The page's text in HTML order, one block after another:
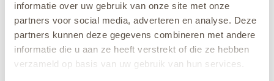
informatie over uw gebruik van onze site met onze
partners voor social media, adverteren en analyse. Deze
partners kunnen deze gegevens combineren met andere
informatie die u aan ze heeft verstrekt of die ze hebben
verzameld op basis van uw gebruik van hun services.